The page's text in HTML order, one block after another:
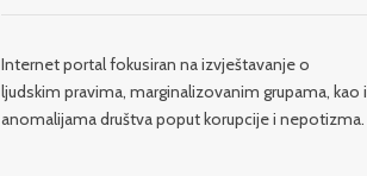
Internet portal fokusiran na izvještavanje o
ljudskim pravima, marginalizovanim grupama, kao i
anomalijama društva poput korupcije i nepotizma.